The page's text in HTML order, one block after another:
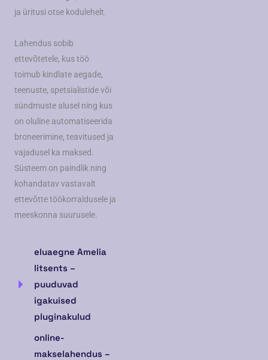
ja üritusi otse kodulehelt.
Lahendus sobib
ettevõtetele, kus töö
toimub kindlate aegade,
teenuste, spetsialistide või
sündmuste alusel ning kus
on oluline automatiseerida
broneerimine, teavitused ja
vajadusel ka maksed.
Süsteem on paindlik ning
kohandatav vastavalt
ettevõtte töökorraldusele ja
meeskonna suurusele.
eluaegne Amelia
litsents –
puuduvad
igakuised
pluginakulud
online-
makselahendus –